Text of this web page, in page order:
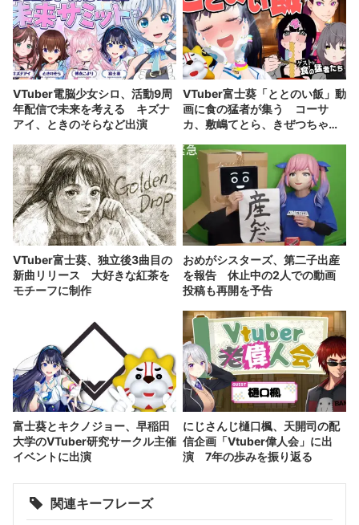
VTuber電脳少女シロ、活動9周
年配信で未来を考える キズナ
アイ、ときのそらなど出演
VTuber富士葵「ととのい飯」動
画に食の猛者が集う コーサ
カ、敷嶋てとら、きぜつちゃん
VTuber富士葵、独立後3曲目の
新曲リリース 大好きな紅茶を
モチーフに制作
おめがシスターズ、第二子出産
を報告 休止中の2人での動画
投稿も再開を予告
富士葵とキクノジョー、早稲田
大学のVTuber研究サークル主催
イベントに出演
にじさんじ樋口楓、天開司の配
信企画「Vtuber偉人会」に出
演 7年の歩みを振り返る
関連キーフレーズ